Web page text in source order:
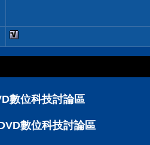
數位科技討論區
數位科技討論區